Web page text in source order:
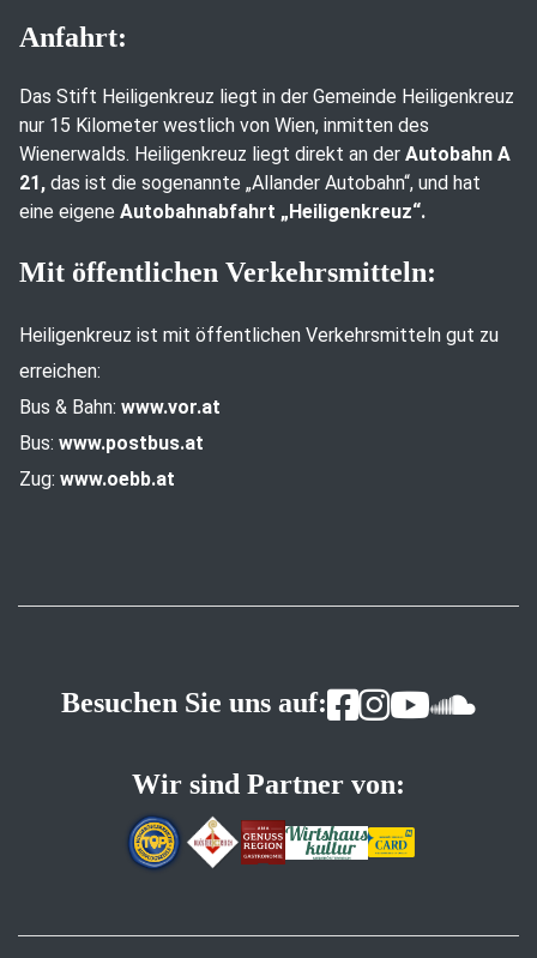
Anfahrt:
Das Stift Heiligenkreuz liegt in der Gemeinde Heiligenkreuz
nur 15 Kilometer westlich von Wien, inmitten des
Wienerwalds. Heiligenkreuz liegt direkt an der Autobahn A
21, das ist die sogenannte „Allander Autobahn“, und hat
eine eigene Autobahnabfahrt „Heiligenkreuz“.
Mit öffentlichen Verkehrsmitteln:
Heiligenkreuz ist mit öffentlichen Verkehrsmitteln gut zu
erreichen:
Bus & Bahn: www.vor.at
Bus: www.postbus.at
Zug: www.oebb.at
Besuchen Sie uns auf:
Wir sind Partner von: